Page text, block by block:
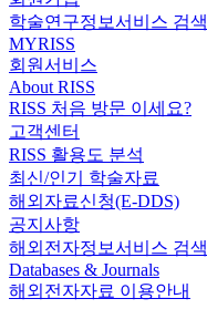
학술연구정보서비스 검색
MYRISS
회원서비스
About RISS
RISS 처음 방문 이세요?
고객센터
RISS 활용도 분석
최신/인기 학술자료
해외자료신청(E-DDS)
공지사항
해외전자정보서비스 검색
Databases & Journals
해외전자자료 이용안내